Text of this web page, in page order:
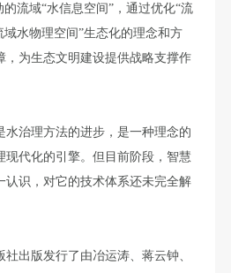
流域“水信息空间”，通过优化“流
域水物理空间”生态化的理念和方
，为生态文明建设提供战略支撑作
水治理方法的进步，是一种理念的
现代化的引擎。但目前阶段，智慧
认识，对它的技术体系还未完全解
出版发行了由冶运涛、蒋云钟、